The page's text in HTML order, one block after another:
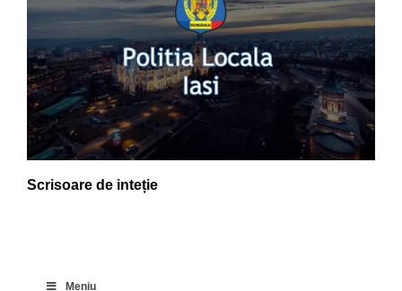
Scrisoare de inteție
Meniu